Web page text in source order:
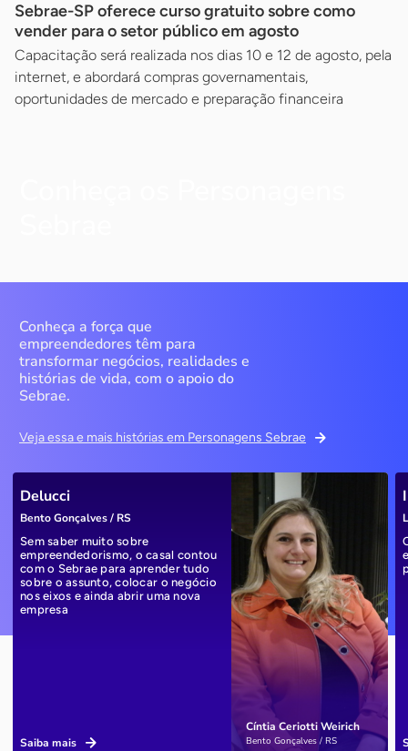
Sebrae-SP oferece curso gratuito sobre como
vender para o setor público em agosto
Capacitação será realizada nos dias 10 e 12 de agosto, pela
internet, e abordará compras governamentais,
oportunidades de mercado e preparação financeira
Conheça a força que
empreendedores têm para
transformar negócios, realidades e
histórias de vida, com o apoio do
Sebrae.
Veja essa e mais histórias em Personagens Sebrae
Cíntia Ceriotti Weirich
Bento Gonçalves / RS
Delucci
Bento Gonçalves / RS
Sem saber muito sobre
empreendedorismo, o casal contou
com o Sebrae para aprender tudo
sobre o assunto, colocar o negócio
nos eixos e ainda abrir uma nova
empresa
Saiba mais